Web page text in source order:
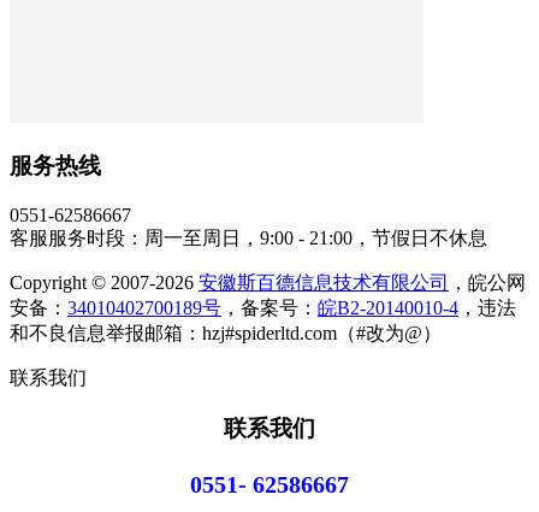
服务热线
0551-62586667
客服服务时段：周一至周日，9:00 - 21:00，节假日不休息
Copyright © 2007-2026 安徽斯百德信息技术有限公司
，皖公网
安备： 34010402700189号 ，备案号： 皖B2-20140010-4 ，违法
和不良信息举报邮箱：hzj#spiderltd.com（#改为@）
联系我们
联系我们
0551- 62586667